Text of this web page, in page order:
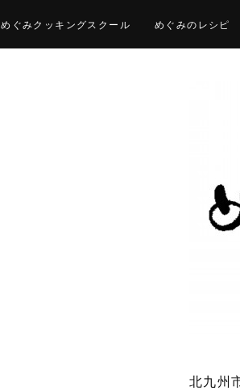
めぐみクッキングスクール めぐみのレシピ
北九州